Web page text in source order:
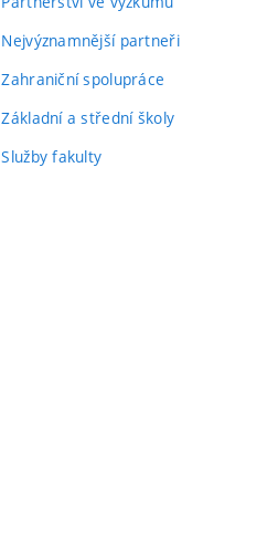
Nejvýznamnější partneři
Zahraniční spolupráce
Základní a střední školy
Služby fakulty